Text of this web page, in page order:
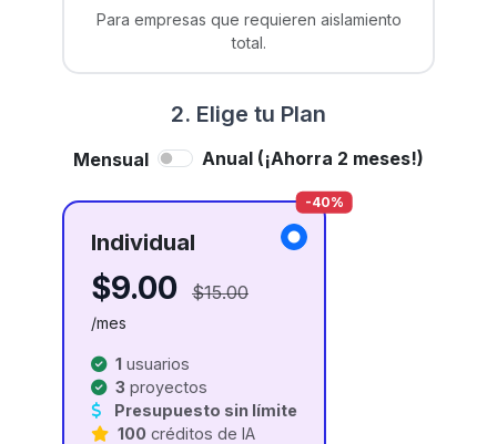
Para empresas que requieren aislamiento
total.
2. Elige tu Plan
Mensual Anual (¡Ahorra 2 meses!)
-40%
Individual
$9.00 $15.00
/mes
1 usuarios
3 proyectos
Presupuesto sin límite
100 créditos de IA